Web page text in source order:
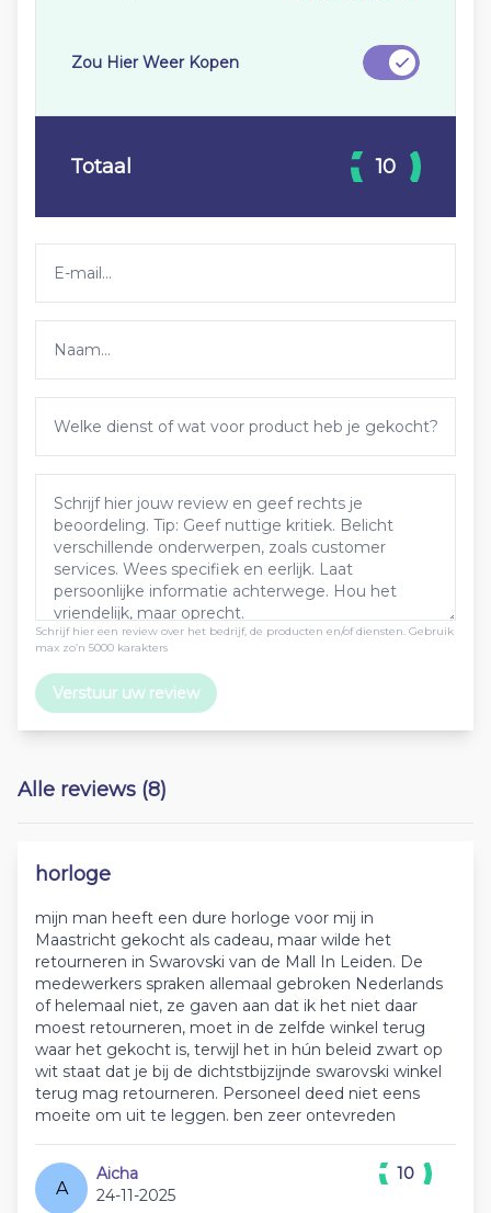
Schrijf hier een review over het bedrijf, de producten en/of diensten. Gebruik
max zo’n 5000 karakters
Verstuur uw review
Zou Hier Weer Kopen
Totaal 10
Alle reviews (8)
horloge
mijn man heeft een dure horloge voor mij in
Maastricht gekocht als cadeau, maar wilde het
retourneren in Swarovski van de Mall In Leiden. De
medewerkers spraken allemaal gebroken Nederlands
of helemaal niet, ze gaven aan dat ik het niet daar
moest retourneren, moet in de zelfde winkel terug
waar het gekocht is, terwijl het in hún beleid zwart op
wit staat dat je bij de dichtstbijzijnde swarovski winkel
terug mag retourneren. Personeel deed niet eens
moeite om uit te leggen. ben zeer ontevreden
A
Aicha
24-11-2025
10